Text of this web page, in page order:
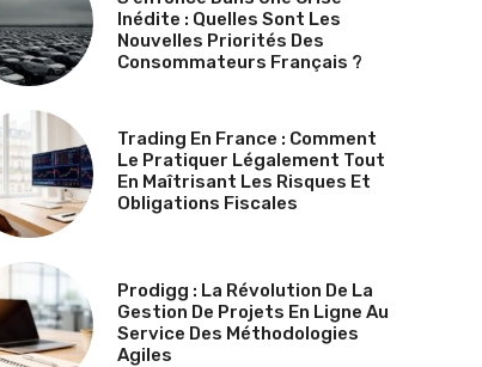
Inédite : Quelles Sont Les
Nouvelles Priorités Des
Consommateurs Français ?
Trading En France : Comment
Le Pratiquer Légalement Tout
En Maîtrisant Les Risques Et
Obligations Fiscales
Prodigg : La Révolution De La
Gestion De Projets En Ligne Au
Service Des Méthodologies
Agiles